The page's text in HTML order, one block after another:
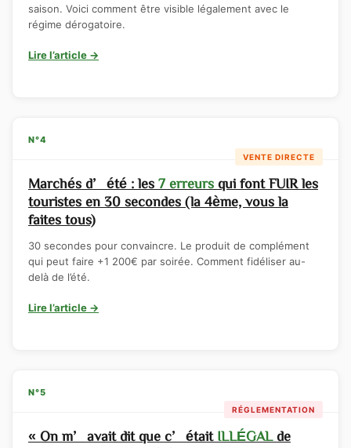
saison. Voici comment être visible légalement avec le
régime dérogatoire.
Lire l’article →
N°4
VENTE DIRECTE
Marchés d’été : les 7 erreurs qui font FUIR les
touristes en 30 secondes (la 4ème, vous la
faites tous)
30 secondes pour convaincre. Le produit de complément
qui peut faire +1 200€ par soirée. Comment fidéliser au-
delà de l’été.
Lire l’article →
N°5
RÉGLEMENTATION
« On m’avait dit que c’était ILLÉGAL de